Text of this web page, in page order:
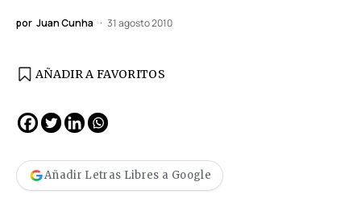
por Juan Cunha 31 agosto 2010
AÑADIR A FAVORITOS
Añadir Letras Libres a Google